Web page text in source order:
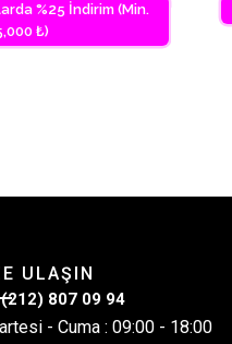
%25 İndirim (Min.
₺)
ULAŞIN
807 09 94
- Cuma : 09:00 - 18:00